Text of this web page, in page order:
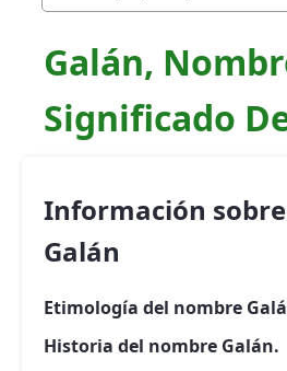
Galán,
Significado
Información
Galán
Etimología del nombre
Historia del nombre Galán.